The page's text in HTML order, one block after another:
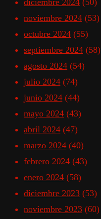
noviembre 2024 (53)
octubre 2024 (55)
septiembre 2024 (58)
agosto 2024 (54)
julio 2024 (74)
junio 2024 (44)
mayo 2024 (43)
abril 2024 (47)
marzo 2024 (40)
febrero 2024 (43)
enero 2024 (58)
diciembre 2023 (53)
noviembre 2023 (60)